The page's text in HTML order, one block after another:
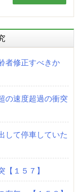
者修正すべきか
の速度超過の衝突
して停車していた
【１５７】